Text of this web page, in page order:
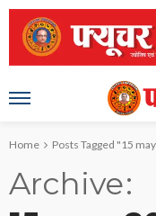
Home Posts Tagged "15
Archive